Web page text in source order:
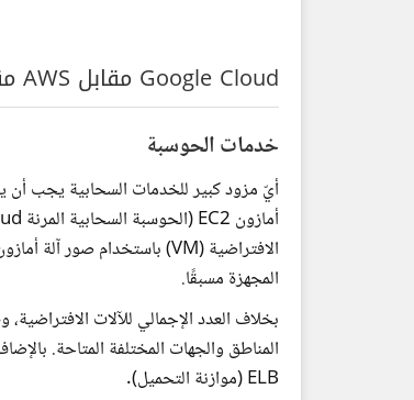
Google Cloud مقابل AWS مقابل Azure: معركة الهيمنة السحابية
خدمات الحوسبة
أيّ مزود كبير للخدمات السحابية يجب أن
المجهزة مسبقًا.
بخلاف العدد الإجمالي للآلات
ELB (موازنة التحميل).